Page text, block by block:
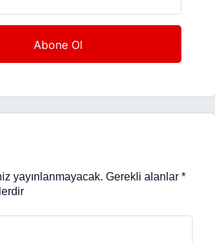
yayınlanmayacak. Gerekli alanlar *